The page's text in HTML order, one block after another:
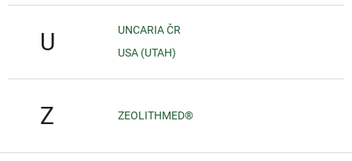
U
UNCARIA ČR
USA (UTAH)
Z ZEOLITHMED®